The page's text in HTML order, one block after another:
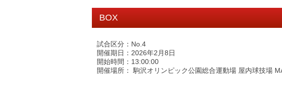
BOX
試合区分：No.4
開催期日：2026年2月8日
開始時間：13:00:00
開催場所： 駒沢オリンピック公園総合運動場 屋内球技場